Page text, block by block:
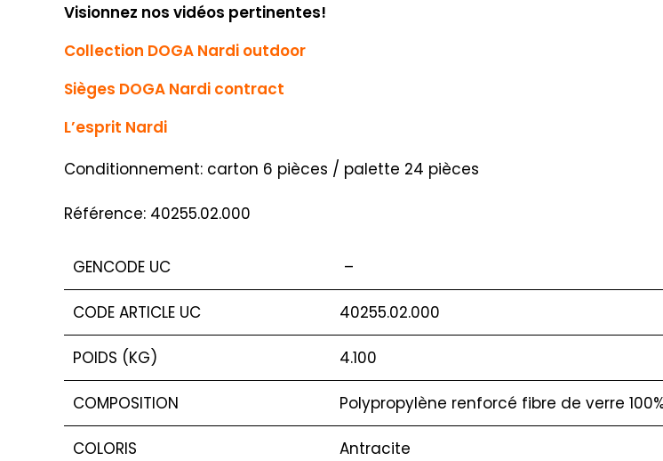
Visionnez nos vidéos pertinentes!
Collection DOGA Nardi outdoor
Sièges DOGA Nardi contract
L’esprit Nardi
Conditionnement: carton 6 pièces / palette 24 pièces
Référence: 40255.02.000
GENCODE UC –
CODE ARTICLE UC 40255.02.000
POIDS (KG) 4.100
COMPOSITION Polypropylène renforcé fibre de verre
COLORIS Antracite